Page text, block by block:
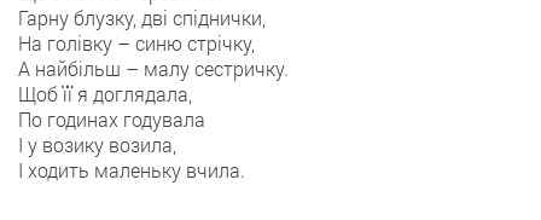
Гарну блузку, дві спіднички,
На голівку – синю стрічку,
А найбільш – малу сестричку.
Щоб її я доглядала,
По годинах годувала
І у возику возила,
І ходить маленьку вчила.